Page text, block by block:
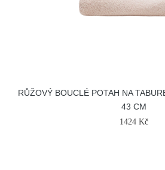
RŮŽOVÝ BOUCLÉ POTAH NA
43 CM
1424 Kč